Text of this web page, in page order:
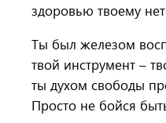
здоровью твоему
Ты был железом
твой инструмент –
ты духом свободы
Просто не бойся